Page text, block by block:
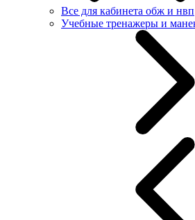
Все для кабинета обж и нвп
Учебные тренажеры и